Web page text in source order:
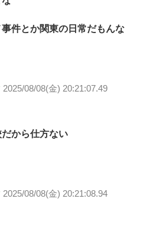
件とか関東の日常だもんな
2025/08/08(金) 20:21:07.49
から仕方ない
2025/08/08(金) 20:21:08.94